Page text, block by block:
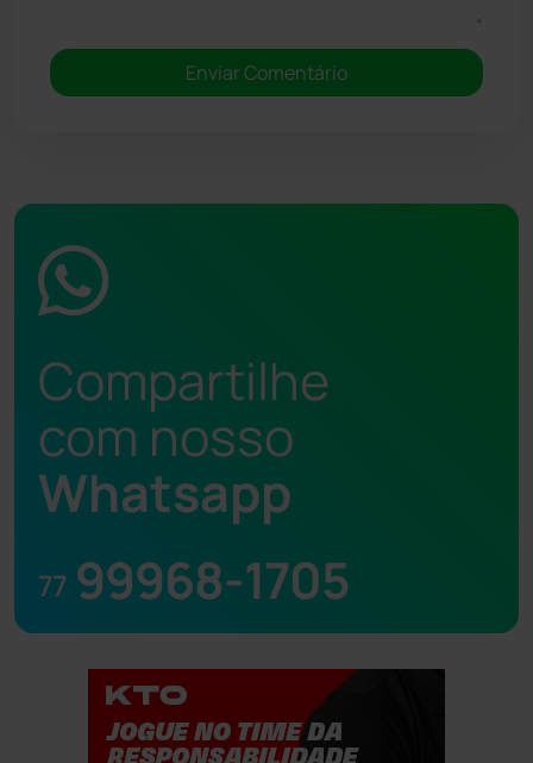
Compartilhe
com nosso
Whatsapp
77 99968-1705